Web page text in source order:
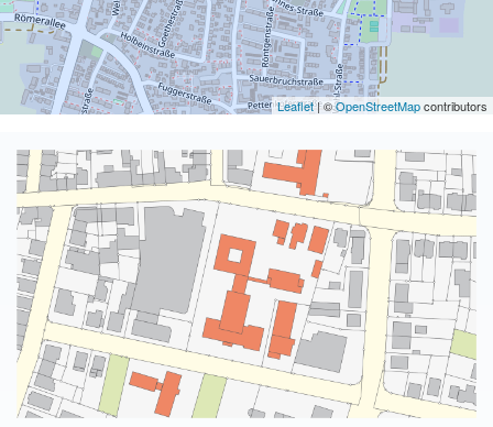
Leaflet| ©OpenStreetMapcontributors